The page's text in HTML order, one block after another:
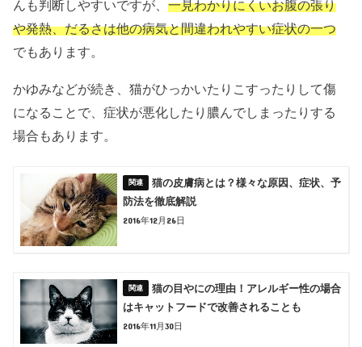
んも判断しやすいですが、一見わかりにくいお腹の張り
や発熱、だるさは他の病気と間違われやすい症状の一つ
でもあります。
かゆみなどが続き、猫がひっかいたりこすったりして傷
になることで、症状が悪化したり膿んでしまったりする
場合もあります。
猫の皮膚病とは？様々な原因、症状、予
防法を徹底解説
2016年12月26日
猫の目やにの理由！アレルギー性の場合
はキャットフードで改善されることも
2016年11月30日